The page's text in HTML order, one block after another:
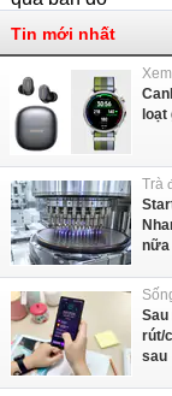
Tin mới nhất
Trà
nữa
Sau
rút/
sau